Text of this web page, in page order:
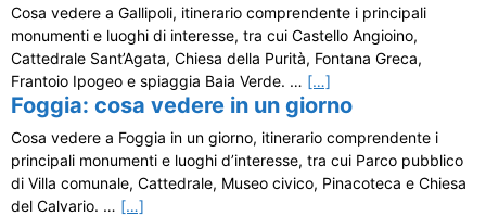
Cosa vedere a Gallipoli, itinerario comprendente i principali
monumenti e luoghi di interesse, tra cui Castello Angioino,
Cattedrale Sant’Agata, Chiesa della Purità, Fontana Greca,
Frantoio Ipogeo e spiaggia Baia Verde. … […]
Foggia: cosa vedere in un giorno
Cosa vedere a Foggia in un giorno, itinerario comprendente i
principali monumenti e luoghi d’interesse, tra cui Parco pubblico
di Villa comunale, Cattedrale, Museo civico, Pinacoteca e Chiesa
del Calvario. … […]